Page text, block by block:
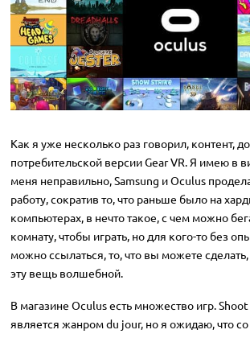
Как я уже несколько раз говорил, контент,
потребительской версии Gear VR. Я имею в
меня неправильно, Samsung и Oculus
работу, сократив то, что раньше было на
компьютерах, в нечто такое, с чем можно
комнату, чтобы играть, но для кого-то без
можно ссылаться, то, что вы можете сделать,
эту вещь волшебной.
В магазине Oculus есть множество игр.
является жанром du jour, но я ожидаю, что